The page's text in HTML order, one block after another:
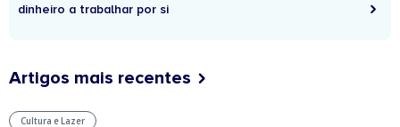
dinheiro a trabalhar por si
Artigos mais recentes
Cultura e Lazer